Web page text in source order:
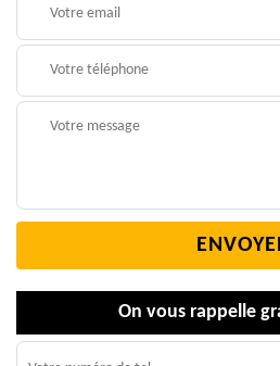
On vous rappelle